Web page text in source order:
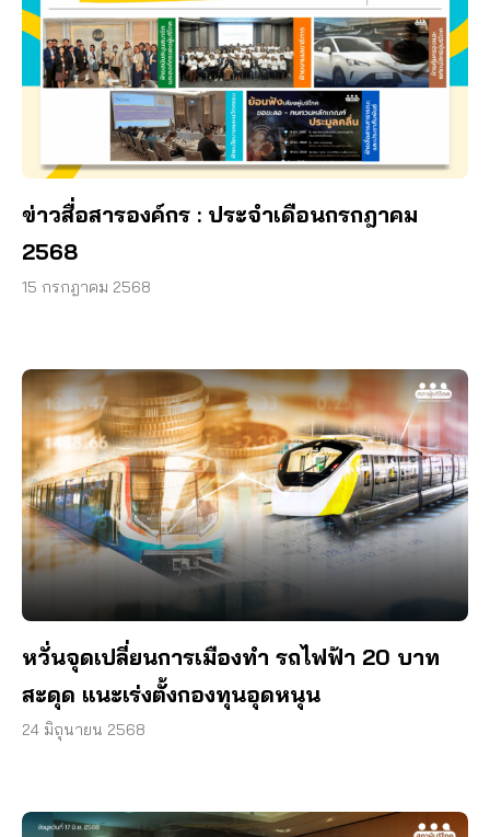
ข่าวสื่อสารองค์กร : ประจำเดือนกรกฎาคม
2568
15 กรกฎาคม 2568
หวั่นจุดเปลี่ยนการเมืองทำ รถไฟฟ้า 20 บาท
สะดุด แนะเร่งตั้งกองทุนอุดหนุน
24 มิถุนายน 2568